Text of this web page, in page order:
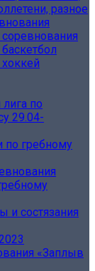
разное
по
29.04-
по гребному
и состязания
«‎Заплыв